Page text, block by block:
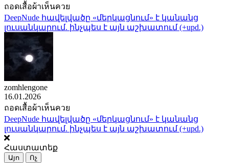
ถอดเสื้อผ้าเห็นควย
DeepNude հավելվածը «մերկացնում» է կանանց
լուսանկարում. ինչպես է այն աշխատում (+upd.)
zomhlengone
16.01.2026
ถอดเสื้อผ้าเห็นควย
DeepNude հավելվածը «մերկացնում» է կանանց
լուսանկարում. ինչպես է այն աշխատում (+upd.)
Հաստատեք
Այո Ոչ